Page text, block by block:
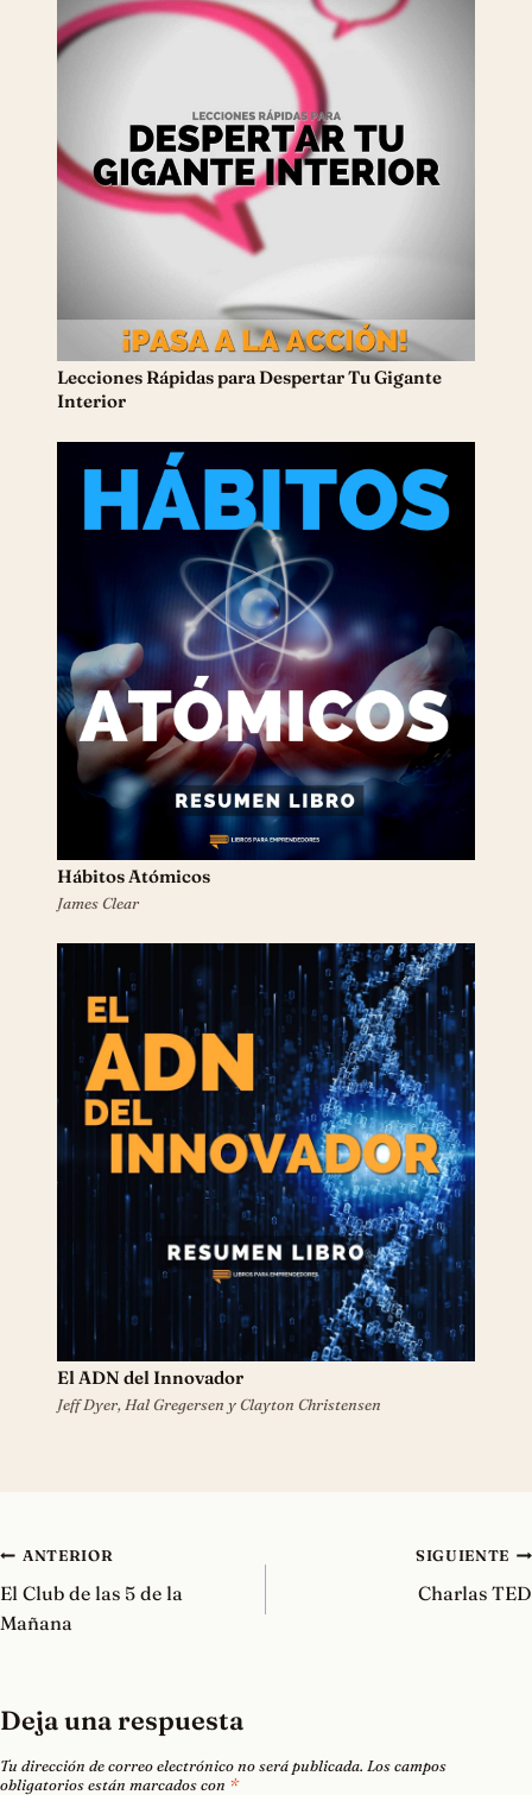
Lecciones Rápidas ​para Despertar Tu Gigante
Interior
Hábitos Atómicos
James Clear
El ADN del Innovador
Jeff Dyer, Hal Gregersen y Clayton Christensen
Navegación
de
entradas
ANTERIOR
El Club de las 5 de la
Mañana
SIGUIENTE
Charlas TED
Deja una respuesta
Tu dirección de correo electrónico no será publicada. Los campos
obligatorios están marcados con *